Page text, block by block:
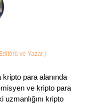
ve Yazar )
para alanında
ve kripto para
kripto